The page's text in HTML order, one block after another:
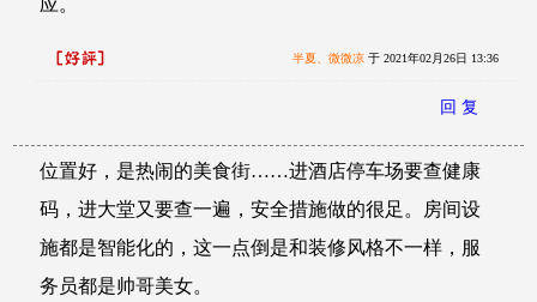
应。
半夏、微微凉 于 2021年02月26日 13:36
回 复
位置好，是热闹的美食街……进酒店停车场要查健康
码，进大堂又要查一遍，安全措施做的很足。房间设
施都是智能化的，这一点倒是和装修风格不一样，服
务员都是帅哥美女。